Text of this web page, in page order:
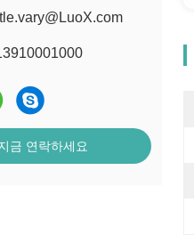
금 연락하세요